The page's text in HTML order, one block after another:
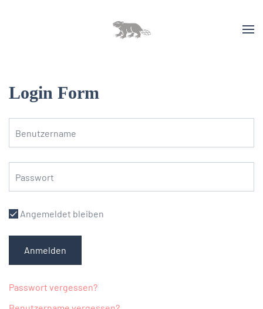
Login Form
Angemeldet bleiben
Anmelden
Passwort vergessen?